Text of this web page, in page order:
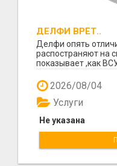
ДЕЛФИ ВРЁТ..
Делфи опять
распостраняют на
показывает ,как
Гележике ,есть
2026/08/04
Не указана
Услуги